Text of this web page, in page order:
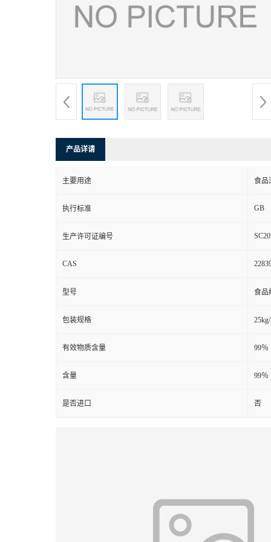
产品详请
主要用途 食品
执行标准 GB
生产许可证编号
CAS
型号 食品
包装规格
有效物质含量 99％
含量 99％
是否进口 否